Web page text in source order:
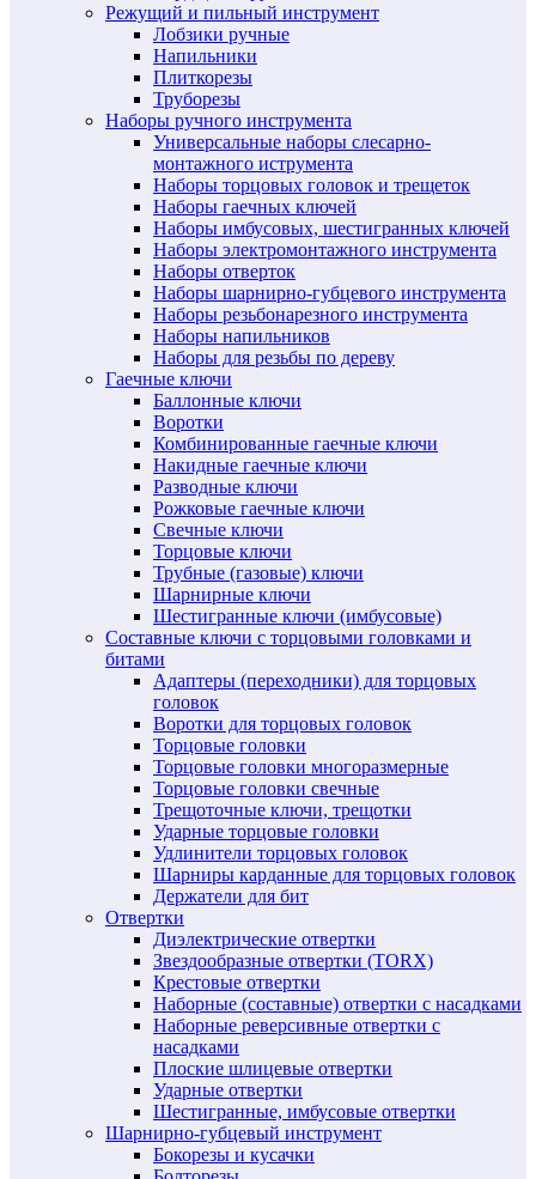
Режущий и пильный инструмент
Лобзики ручные
Напильники
Плиткорезы
Труборезы
Наборы ручного инструмента
Универсальные наборы слесарно-
монтажного иструмента
Наборы торцовых головок и трещеток
Наборы гаечных ключей
Наборы имбусовых, шестигранных ключей
Наборы электромонтажного инструмента
Наборы отверток
Наборы шарнирно-губцевого инструмента
Наборы резьбонарезного инструмента
Наборы напильников
Наборы для резьбы по дереву
Гаечные ключи
Баллонные ключи
Воротки
Комбинированные гаечные ключи
Накидные гаечные ключи
Разводные ключи
Рожковые гаечные ключи
Свечные ключи
Торцовые ключи
Трубные (газовые) ключи
Шарнирные ключи
Шестигранные ключи (имбусовые)
Составные ключи с торцовыми головками и
битами
Адаптеры (переходники) для торцовых
головок
Воротки для торцовых головок
Торцовые головки
Торцовые головки многоразмерные
Торцовые головки свечные
Трещоточные ключи, трещотки
Ударные торцовые головки
Удлинители торцовых головок
Шарниры карданные для торцовых головок
Держатели для бит
Отвертки
Диэлектрические отвертки
Звездообразные отвертки (TORX)
Крестовые отвертки
Наборные (составные) отвертки с насадками
Наборные реверсивные отвертки с
насадками
Плоские шлицевые отвертки
Ударные отвертки
Шестигранные, имбусовые отвертки
Шарнирно-губцевый инструмент
Бокорезы и кусачки